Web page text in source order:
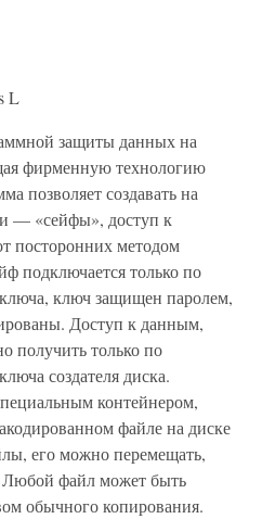
L
защиты данных на
фирменную технологию
позволяет создавать на
— «сейфы», доступ к
посторонних методом
подключается только по
ключ защищен паролем,
Доступ к данным,
получить только по
создателя диска.
контейнером,
файле на диске
его можно перемещать,
Любой файл может быть
обычного копирования.